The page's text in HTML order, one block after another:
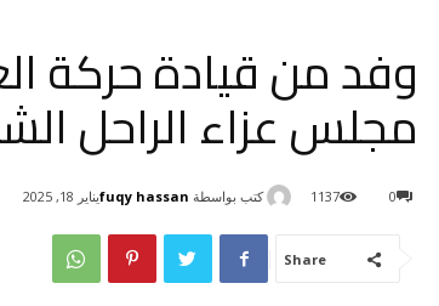
وفد من قيادة حركة
مجلس عزاء الراحل
كتب بواسطة fuqy hassanيناير 18, 2025 0
1137
Share